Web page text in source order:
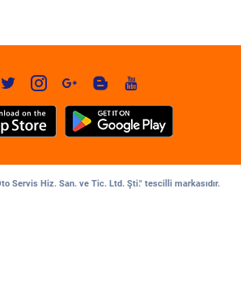
Servis Hiz. San. ve Tic. Ltd. Şti." tescilli markasıdır.